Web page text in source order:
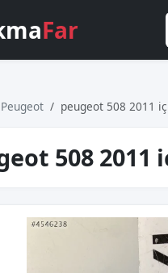
Far
Peugeot peugeot 508 2011
508 2011